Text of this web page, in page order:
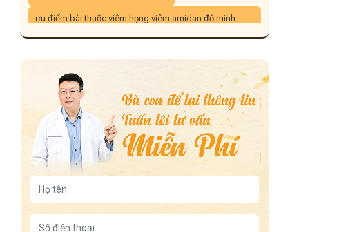
ưu điểm bài thuốc viêm họng viêm amidan đỗ minh
thành phần bài thuốc viêm hong viêm amidan đỗ minh
đường
chi phi và thời gian dùng thuốc Cam thảo chữa ho
cách trị viêm họng bằng mật ong
cơ chế bài thuốc chữa viêm họng viêm amidan Đỗ Minh
Đường
lưỡi trắng đau họng viêm họng kéo dài
cổ họng sưng đau khó nuốt